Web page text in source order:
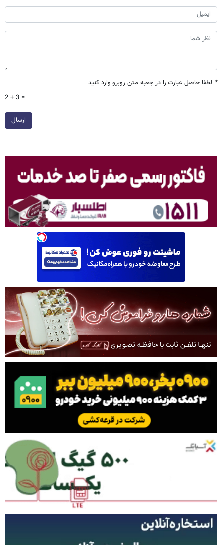
* لطفا حاصل عبارت را در جعبه متن روبرو وارد کنید
2 + 3 =
ارسال